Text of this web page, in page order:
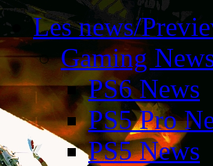
Les news/
Gaming
PS6 News
PS5 Pro
PS5 News